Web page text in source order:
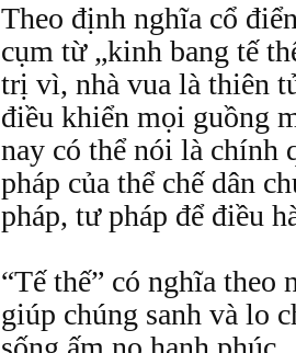
Theo định nghĩa cổ
cụm từ „kinh bang tế
trị vì, nhà vua là thiên
điều khiển mọi guồng
nay có thể nói là chính
pháp của thể chế dân
pháp, tư pháp để điều
“Tế thế” có nghĩa theo
giúp chúng sanh và lo